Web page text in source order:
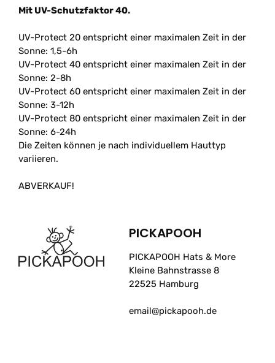
Mit UV-Schutzfaktor 40.
UV-Protect 20 entspricht einer maximalen Zeit in der
Sonne: 1,5-6h
UV-Protect 40 entspricht einer maximalen Zeit in der
Sonne: 2-8h
UV-Protect 60 entspricht einer maximalen Zeit in der
Sonne: 3-12h
UV-Protect 80 entspricht einer maximalen Zeit in der
Sonne: 6-24h
Die Zeiten können je nach individuellem Hauttyp
variieren.
ABVERKAUF!
PICKAPOOH
PICKAPOOH Hats & More
Kleine Bahnstrasse 8
22525 Hamburg
email@pickapooh.de